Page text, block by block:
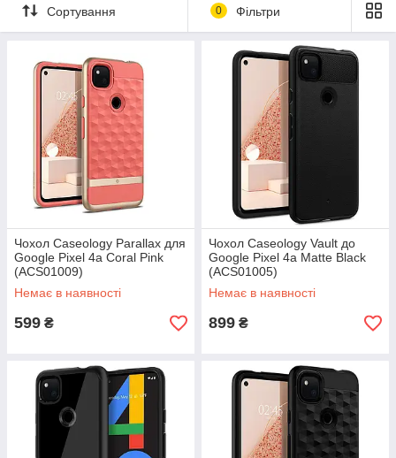
Сортування 0 Фільтри
Чохол Caseology Parallax для
Google Pixel 4a Coral Pink
(ACS01009)
Немає в наявності
599 ₴
Чохол Caseology Vault до
Google Pixel 4a Matte Black
(ACS01005)
Немає в наявності
899 ₴